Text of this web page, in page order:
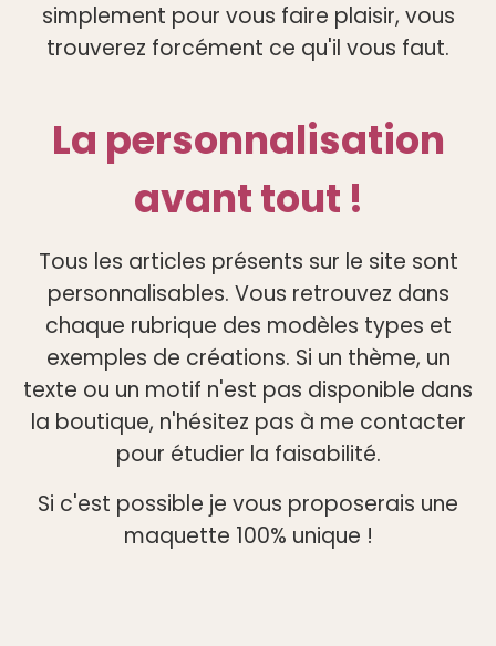
simplement pour vous faire plaisir, vous
trouverez forcément ce qu'il vous faut.
La personnalisation
avant tout !
Tous les articles présents sur le site sont
personnalisables. Vous retrouvez dans
chaque rubrique des modèles types et
exemples de créations. Si un thème, un
texte ou un motif n'est pas disponible dans
la boutique, n'hésitez pas à me contacter
pour étudier la faisabilité.
Si c'est possible je vous proposerais une
maquette 100% unique !